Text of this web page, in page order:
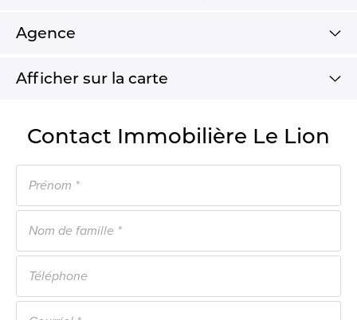
Agence
Afficher sur la carte
Contact Immobilière Le Lion